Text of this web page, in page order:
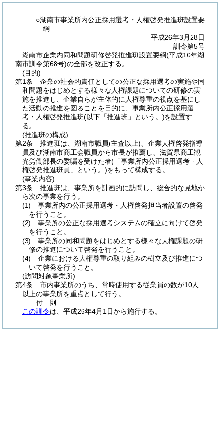
○湖南市事業所内公正採用選考・人権啓発推進班設置要
綱
平成26年3月28日
訓令第5号
湖南市企業内同和問題研修啓発推進班設置要綱(平成16年湖
南市訓令第68号)の全部を改正する。
(目的)
第1条
企業の社会的責任としての公正な採用選考の実施や同
和問題をはじめとする様々な人権課題についての研修の実
施を推進し、企業自らが主体的に人権尊重の視点を基にし
た活動の推進を図ることを目的に、事業所内公正採用選
考・人権啓発推進班(以下「推進班」という。)を設置す
る。
(推進班の構成)
第2条
推進班は、湖南市職員(主査以上) 、企業人権啓発指導
員及び湖南市商工会職員から市長が推薦し、滋賀県商工観
光労働部長の委嘱を受けた者(「事業所内公正採用選考・人
権啓発推進班員」という。)をもって構成する。
(事業内容)
第3条
推進班は、事業所を計画的に訪問し、総合的な見地か
ら次の事業を行う。
(1)
事業所内の公正採用選考・人権啓発担当者設置の啓発
を行うこと。
(2)
事業所の公正な採用選考システムの確立に向けて啓発
を行うこと。
(3)
事業所の同和問題をはじめとする様々な人権課題の研
修の推進について啓発を行うこと。
(4)
企業における人権尊重の取り組みの樹立及び推進につ
いて啓発を行うこと。
(訪問対象事業所)
第4条
市内事業所のうち、常時使用する従業員の数が10人
以上の事業所を重点として行う。
付 則
この訓令は、平成26年4月1日から施行する。